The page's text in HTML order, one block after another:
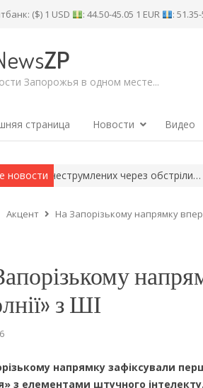
($) 1 USD : 44.50-45.05 1 EUR :
ZP
Запорожья в одном месте...
страница Новости Видео
новости
знеструмлених через обстріли…
Акцент На Запорізькому напрямку
з ШІ
напрямку зафіксували
з елементами штучного